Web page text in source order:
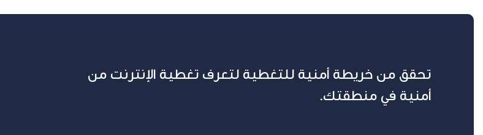
تحقق من خريطة أمنية للتغطية لتعرف تغطية الإنترنت من
أمنية في منطقتك.